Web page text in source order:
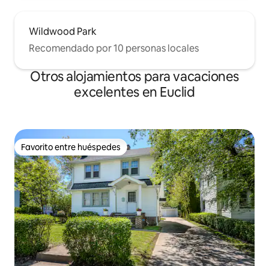
Wildwood Park
Recomendado por 10 personas locales
Otros alojamientos para vacaciones
excelentes en Euclid
Favorito entre huéspedes
Favorito entre huéspedes